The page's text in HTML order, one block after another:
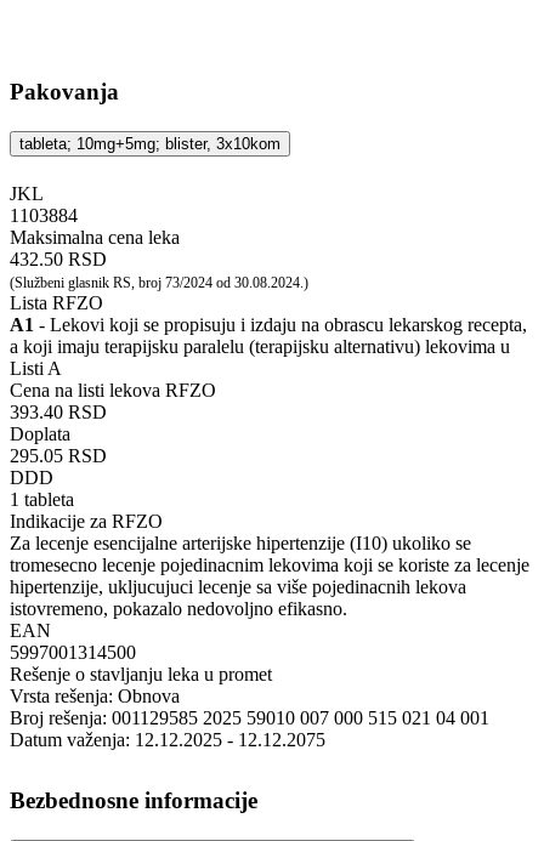
Pakovanja
tableta; 10mg+5mg; blister, 3x10kom
JKL
‍1103884
Maksimalna cena leka
432.50 RSD
(Službeni glasnik RS, broj 73/2024 od 30.08.2024.)
Lista RFZO
A1 - Lekovi koji se propisuju i izdaju na obrascu lekarskog recepta,
a koji imaju terapijsku paralelu (terapijsku alternativu) lekovima u
Listi A
Cena na listi lekova RFZO
393.40 RSD
Doplata
295.05 RSD
DDD
1 tableta
Indikacije za RFZO
Za lecenje esencijalne arterijske hipertenzije (I10) ukoliko se
tromesecno lecenje pojedinacnim lekovima koji se koriste za lecenje
hipertenzije, ukljucujuci lecenje sa više pojedinacnih lekova
istovremeno, pokazalo nedovoljno efikasno.
EAN
5997001314500
Rešenje o stavljanju leka u promet
Vrsta rešenja: Obnova
Broj rešenja: 001129585 2025 59010 007 000 515 021 04 001
Datum važenja: 12.12.2025 - 12.12.2075
Bezbednosne informacije